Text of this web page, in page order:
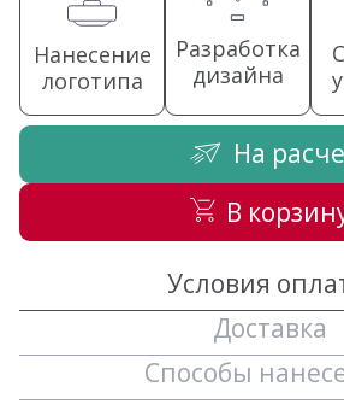
Нанесение
логотипа
Разработка
дизайна
На
В
Условия
Доставка
Способы